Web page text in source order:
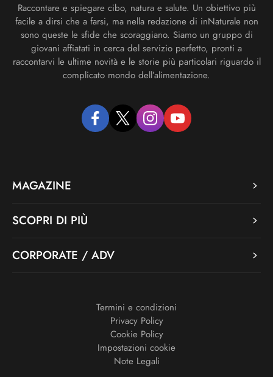
Raccontare e spiegare cibo, natura e salute. Un obiettivo più
facile a dirsi che a farsi, ma nella redazione di inNaturale non
sono queste le sfide che scoraggiano. Siamo un gruppo di
giovani affiatati in cerca del servizio perfetto, pronti a
raccontarvi le ultime novità e le storie più particolari riguardo il
complicato mondo dell’alimentazione.
facebooktwitter instagramyoutube
MAGAZINE
SCOPRI DI PIÙ
CORPORATE / ADV
Termini e condizioni
Privacy Policy
Cookie Policy
Impostazioni cookie
Note Legali